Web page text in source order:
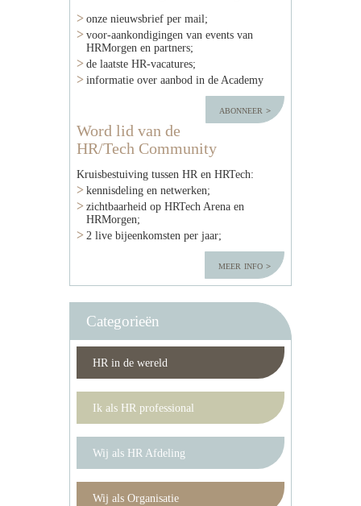
onze nieuwsbrief per mail;
voor-aankondigingen van events van
HRMorgen en partners;
de laatste HR-vacatures;
informatie over aanbod in de Academy
abonneer
Word lid van de
HR/Tech Community
Kruisbestuiving tussen HR en HRTech:
kennisdeling en netwerken;
zichtbaarheid op HRTech Arena en
HRMorgen;
2 live bijeenkomsten per jaar;
meer info
Categorieën
HR in de wereld
Ik als HR professional
Wij als HR Afdeling
Wij als Organisatie